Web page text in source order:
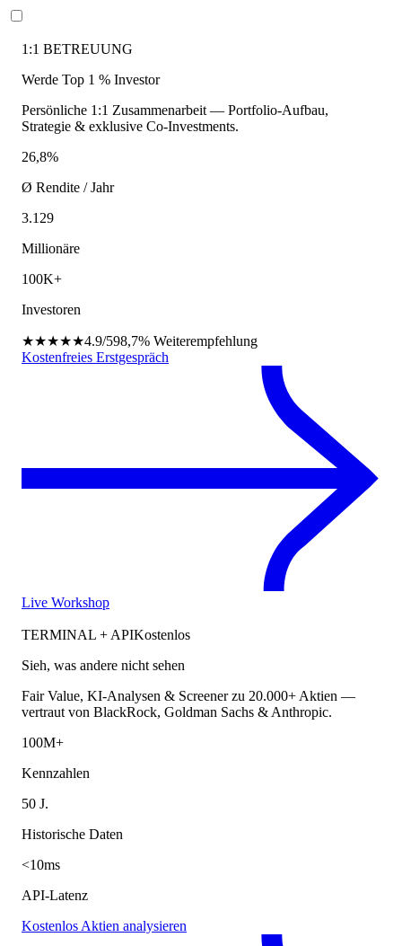
1:1 BETREUUNG
Werde Top 1 % Investor
Persönliche 1:1 Zusammenarbeit — Portfolio-Aufbau,
Strategie & exklusive Co-Investments.
26,8%
Ø Rendite / Jahr
3.129
Millionäre
100K+
Investoren
★★★★★4.9/598,7% Weiterempfehlung
Kostenfreies Erstgespräch
Live Workshop
TERMINAL + APIKostenlos
Sieh, was andere nicht sehen
Fair Value, KI-Analysen & Screener zu 20.000+ Aktien —
vertraut von BlackRock, Goldman Sachs & Anthropic.
100M+
Kennzahlen
50 J.
Historische Daten
<10ms
API-Latenz
Kostenlos Aktien analysieren